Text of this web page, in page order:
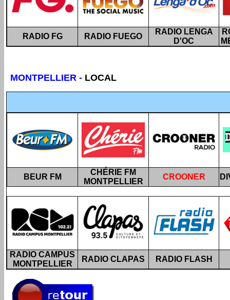
RADIO FG RADIO FUEGO
RADIO LENGA
D'OC
MONTPELLIER - LOCAL
BEUR FM
CHÉRIE FM
MONTPELLIER
CROONER
RADIO CAMPUS
MONTPELLIER
RADIO CLAPAS RADIO FLASH